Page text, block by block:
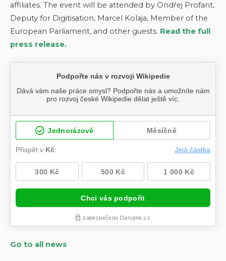
affiliates. The event will be attended by Ondřej Profant,
Deputy for Digitisation, Marcel Kolaja, Member of the
European Parliament, and other guests. Read the full
press release.
Go to all news